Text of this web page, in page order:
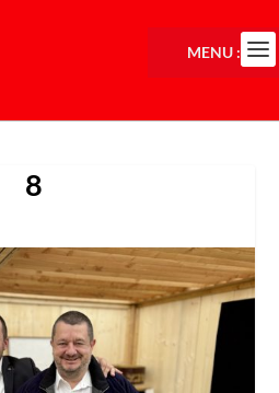
8
MENU :